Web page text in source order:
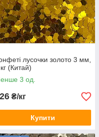
лусочки золото 3 мм,
(Китай)
3 од.
₴/кг
Купити